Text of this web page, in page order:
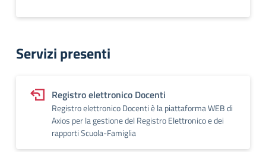
Servizi presenti
Registro elettronico Docenti
Registro elettronico Docenti è la piattaforma WEB di
Axios per la gestione del Registro Elettronico e dei
rapporti Scuola-Famiglia